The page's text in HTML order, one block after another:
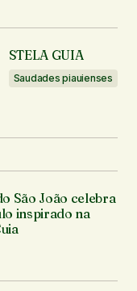
STELA GUIA
Saudades piauienses
São João celebra
inspirado na